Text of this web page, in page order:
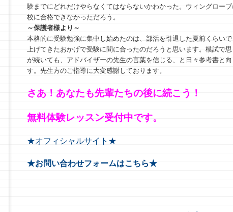
験までにどれだけやらなくてはならないかわかった。ウィングロー
校に合格できなかっただろう。
～保護者様より～
本格的に受験勉強に集中し始めたのは、部活を引退した夏前くらい
上げてきたおかげで受験に間に合ったのだろうと思います。模試で
が続いても、アドバイザーの先生の言葉を信じる、と日々参考書と
す。先生方のご指導に大変感謝しております。
さあ！あなたも先輩たちの後に続こう！
無料体験レッスン受付中です。
★オフィシャルサイト★
★お問い合わせフォームはこちら★